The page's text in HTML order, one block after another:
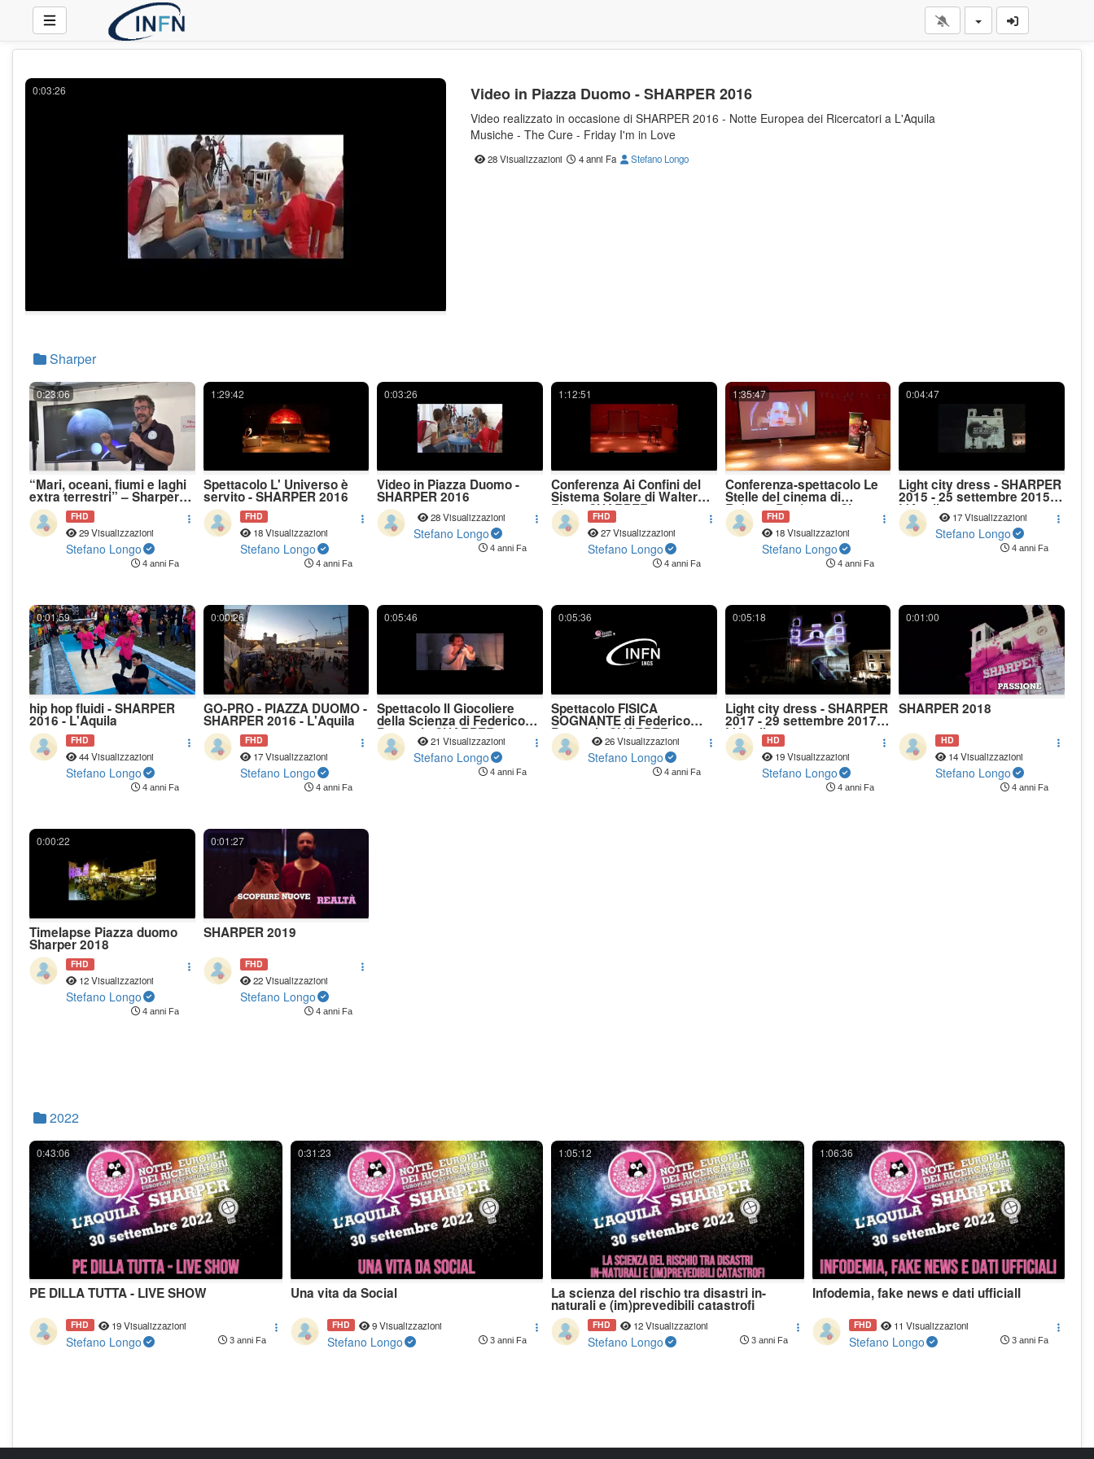
0:03:26 Video in Piazza Duomo - SHARPER 2016
Video realizzato in occasione di SHARPER 2016 - Notte Europea dei Ricercatori a L'Aquila
Musiche - The Cure - Friday I'm in Love
28 Visualizzazioni 4 anni Fa Stefano Longo
Sharper
0:23:06
“Mari, oceani, fiumi e laghi
extra terrestri” – Sharper
2019 FHD
29 Visualizzazioni
Stefano Longo
4 anni Fa
1:29:42
Spettacolo L' Universo è
servito - SHARPER 2016
FHD
18 Visualizzazioni
Stefano Longo
4 anni Fa
0:03:26
Video in Piazza Duomo -
SHARPER 2016
28 Visualizzazioni
Stefano Longo
4 anni Fa
1:12:51
Conferenza Ai Confini del
Sistema Solare di Walter
Riva - SHARPER 2016
FHD
27 Visualizzazioni
Stefano Longo
4 anni Fa
1:35:47
Conferenza-spettacolo Le
Stelle del cinema di
Roberto Battiston - Sharper
2019 - L'Aquila
FHD
18 Visualizzazioni
Stefano Longo
4 anni Fa
0:04:47
Light city dress - SHARPER
2015 - 25 settembre 2015 -
L'Aquila 17 Visualizzazioni
Stefano Longo
4 anni Fa
0:01:59
hip hop fluidi - SHARPER
2016 - L'Aquila
FHD
44 Visualizzazioni
Stefano Longo
4 anni Fa
0:00:26
GO-PRO - PIAZZA DUOMO -
SHARPER 2016 - L'Aquila
FHD
17 Visualizzazioni
Stefano Longo
4 anni Fa
0:05:46
Spettacolo Il Giocoliere
della Scienza di Federico
Benuzzi - SHARPER 2017 -
L'Aquila 21 Visualizzazioni
Stefano Longo
4 anni Fa
0:05:36
Spettacolo FISICA
SOGNANTE di Federico
Benuzzi - SHARPER 2017 -
L'Aquila 26 Visualizzazioni
Stefano Longo
4 anni Fa
0:05:18
Light city dress - SHARPER
2017 - 29 settembre 2017 -
L'AquilaHD
19 Visualizzazioni
Stefano Longo
4 anni Fa
0:01:00
SHARPER 2018
HD
14 Visualizzazioni
Stefano Longo
4 anni Fa
0:00:22
Timelapse Piazza duomo
Sharper 2018
FHD
12 Visualizzazioni
Stefano Longo
4 anni Fa
0:01:27
SHARPER 2019
FHD
22 Visualizzazioni
Stefano Longo
4 anni Fa
2022
0:43:06
PE DILLA TUTTA - LIVE SHOW
FHD 19 Visualizzazioni
Stefano Longo 3 anni Fa
0:31:23
Una vita da Social
FHD 9 Visualizzazioni
Stefano Longo 3 anni Fa
1:05:12
La scienza del rischio tra disastri in-
naturali e (im)prevedibili catastrofi
FHD 12 Visualizzazioni
Stefano Longo 3 anni Fa
1:06:36
Infodemia, fake news e dati ufficialI
FHD 11 Visualizzazioni
Stefano Longo 3 anni Fa